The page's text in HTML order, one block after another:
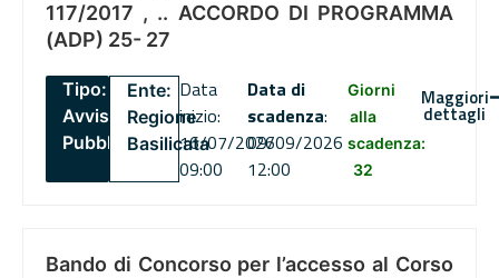
117/2017 , .. ACCORDO DI PROGRAMMA
(ADP) 25- 27
Tipo:
Avviso
Pubblico
Ente:
Regione
Basilicata
Data
inizio:
16/07/2026
09:00
Data di
scadenza:
09/09/2026
12:00
Giorni
alla
scadenza:
32
Maggiori
dettagli
Bando di Concorso per l’accesso al Corso